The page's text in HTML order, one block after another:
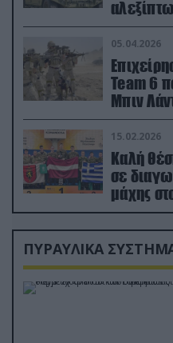
ορμή
05.04.2026
Team 6
Μπιν
διέσωσε
15.02.2026
Καλή
σε
μάχης
ΠΥΡΑΥΛΙΚΑ